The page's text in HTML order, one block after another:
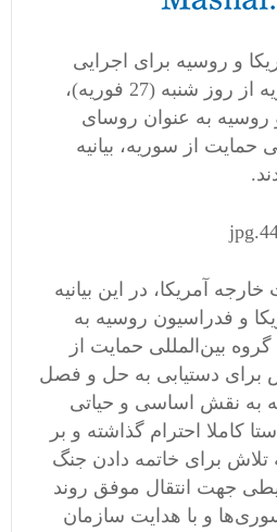
و روسیه برای اجرایی
شدن آتش‌بس در سوریه از روز شنبه (27 فوریه)،
روسیه به عنوان روسای
از سوریه، بیانیه‌
آمریکا، در این بیانیه
و فدراسیون روسیه به
بین‌المللی حمایت از
برای دستیابی به حل و فصل
به نقش اساسی و حیاتی
کاملا احترام گذاشته و بر
برای خاتمه دادن جنگ
جهت انتقال موفق روند
و با هدایت سازمان